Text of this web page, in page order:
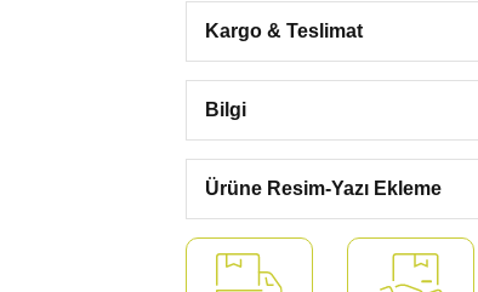
Kargo & Teslimat
Bilgi
Ürüne Resim-Yazı Ekleme